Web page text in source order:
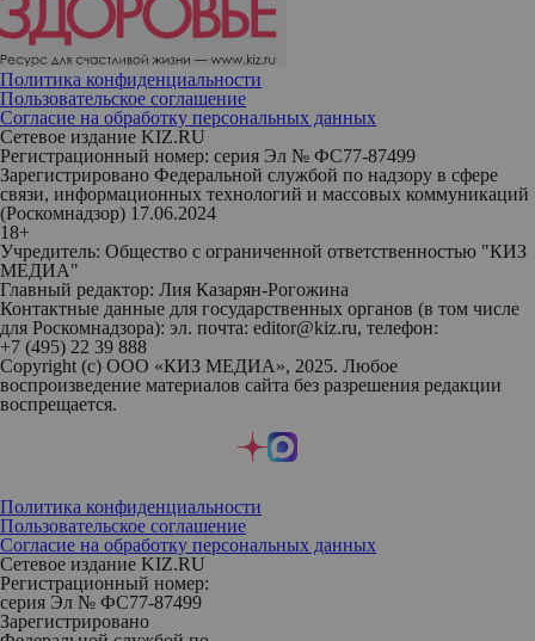
Политика конфиденциальности
Пользовательское соглашение
Согласие на обработку персональных данных
Сетевое издание KIZ.RU
Регистрационный номер: серия Эл № ФС77-87499
Зарегистрировано Федеральной службой по надзору в сфере
связи, информационных технологий и массовых коммуникаций
(Роскомнадзор) 17.06.2024
18+
Учредитель: Общество с ограниченной ответственностью "КИЗ
МЕДИА"
Главный редактор: Лия Казарян-Рогожина
Контактные данные для государственных органов (в том числе
для Роскомнадзора): эл. почта: editor@kiz.ru, телефон:
+7 (495) 22 39 888
Copyright (с) ООО «КИЗ МЕДИА», 2025. Любое
воспроизведение материалов сайта без разрешения редакции
воспрещается.
Политика конфиденциальности
Пользовательское соглашение
Согласие на обработку персональных данных
Сетевое издание KIZ.RU
Регистрационный номер:
серия Эл № ФС77-87499
Зарегистрировано